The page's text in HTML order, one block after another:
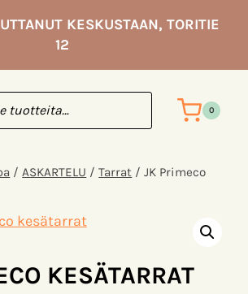
KESKUSTAAN, TORITIE
12
0
/ ASKARTELU / Tarrat / JK Primeco
KESÄTARRAT